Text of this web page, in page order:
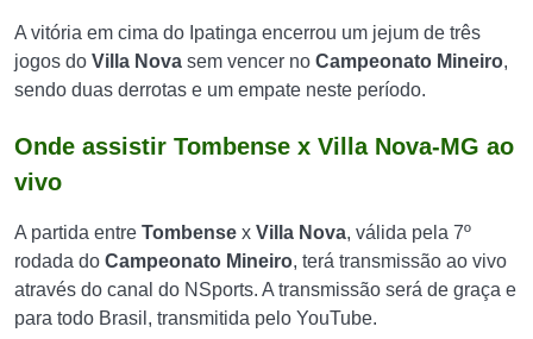
A vitória em cima do Ipatinga encerrou um jejum de três
jogos do Villa Nova sem vencer no Campeonato Mineiro,
sendo duas derrotas e um empate neste período.
Onde assistir Tombense x Villa Nova-MG ao
vivo
A partida entre Tombense x Villa Nova, válida pela 7º
rodada do Campeonato Mineiro, terá transmissão ao vivo
através do canal do NSports. A transmissão será de graça e
para todo Brasil, transmitida pelo YouTube.